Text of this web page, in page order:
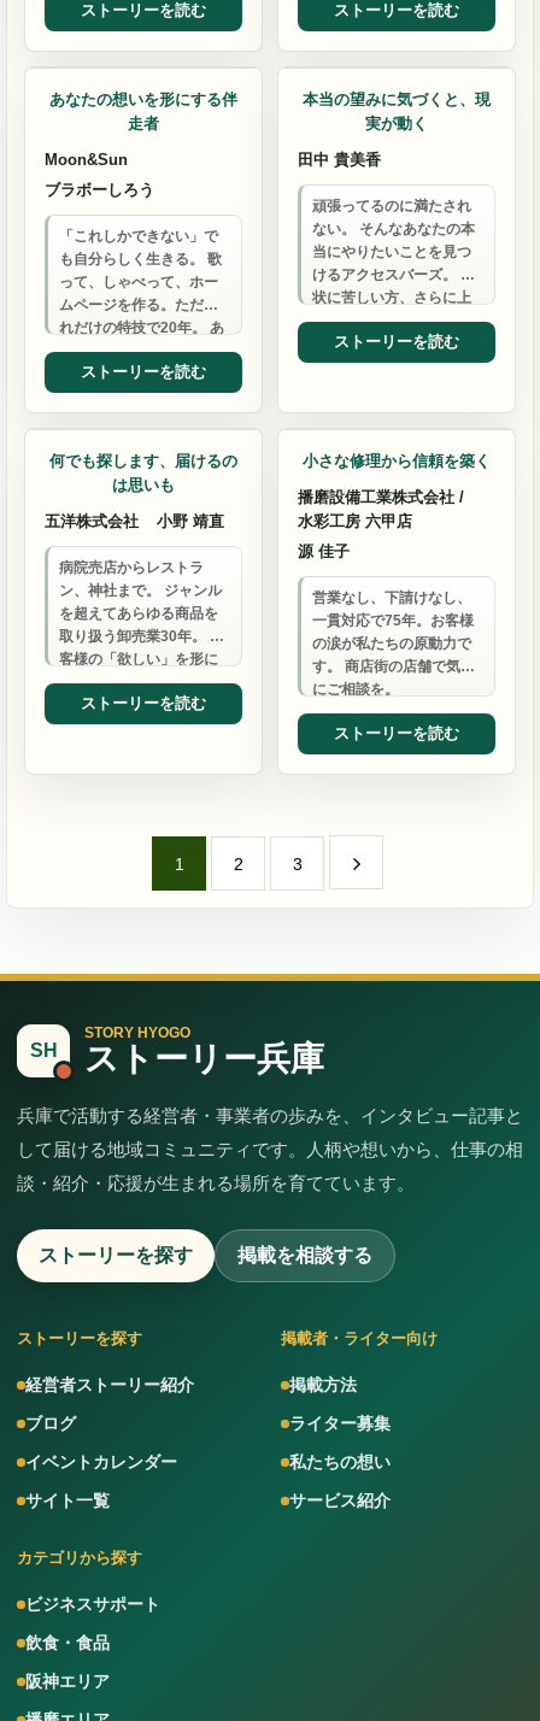
けの「変われる」を見つ
けま…
ストーリーを読む
待っています。
ストーリーを読む
ITサポート
あなたの想いを形にする伴
走者
Moon&Sun
ブラボーしろう
「これしかできない」で
も自分らしく生きる。 歌
って、しゃべって、ホー
ムページを作る。ただそ
れだけの特技で20年。 あ
なたの人生も、もっと自
由になれる。
ストーリーを読む
アクセスバーズ
本当の望みに気づくと、現
実が動く
田中 貴美香
頑張ってるのに満たされ
ない。 そんなあなたの本
当にやりたいことを見つ
けるアクセスバーズ。 現
状に苦しい方、さらに上
に行きたい方に選ばれて
います。
ストーリーを読む
マーケティング支援
何でも探します、届けるの
は思いも
五洋株式会社
小野 靖直
病院売店からレストラ
ン、神社まで。 ジャンル
を超えてあらゆる商品を
取り扱う卸売業30年。 お
客様の「欲しい」を形に
する柔軟さと行動力で、
あなたの「困った」に寄
り…
ストーリーを読む
リフォーム
小さな修理から信頼を築く
播磨設備工業株式会社 /
水彩工房 六甲店
源 佳子
営業なし、下請けなし、
一貫対応で75年。お客様
の涙が私たちの原動力で
す。 商店街の店舗で気軽
にご相談を。
ストーリーを読む
1 2 3
SH
STORY HYOGO
ストーリー兵庫
兵庫で活動する経営者・事業者の歩みを、インタビュー記事と
して届ける地域コミュニティです。人柄や想いから、仕事の相
談・紹介・応援が生まれる場所を育てています。
ストーリーを探す 掲載を相談する
ストーリーを探す
経営者ストーリー紹介
ブログ
イベントカレンダー
サイト一覧
掲載者・ライター向け
掲載方法
ライター募集
私たちの想い
サービス紹介
カテゴリから探す
ビジネスサポート
飲食・食品
阪神エリア